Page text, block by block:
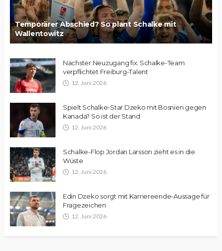
Temporärer Abschied? So plant Schalke mit
Wallentowitz
Nächster Neuzugang fix: Schalke-Team
verpflichtet Freiburg-Talent
12. Juni 2026
Spielt Schalke-Star Dzeko mit Bosnien gegen
Kanada? So ist der Stand
12. Juni 2026
Schalke-Flop Jordan Larsson zieht es in die
Wüste
12. Juni 2026
Edin Dzeko sorgt mit Karriereende-Aussage für
Fragezeichen
12. Juni 2026